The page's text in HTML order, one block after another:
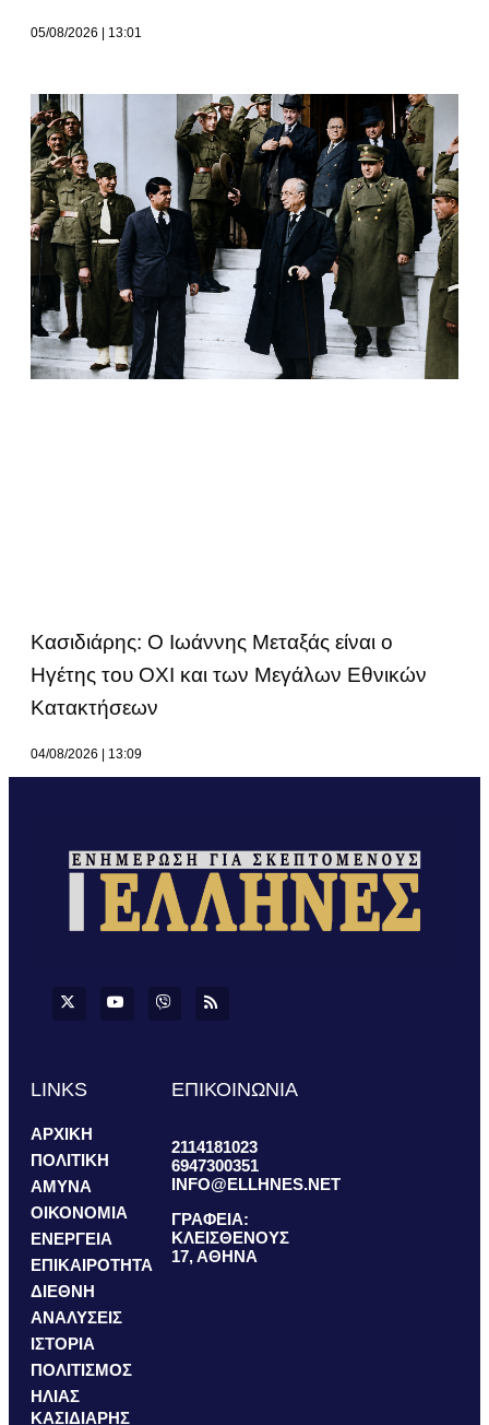
05/08/2026 13:01
Κασιδιάρης: Ο Ιωάννης Μεταξάς είναι ο
Ηγέτης του ΟΧΙ και των Μεγάλων Εθνικών
Κατακτήσεων
04/08/2026 13:09
LINKS
ΑΡΧΙΚΗ
ΠΟΛΙΤΙΚΗ
ΑΜΥΝΑ
ΟΙΚΟΝΟΜΙΑ
ΕΝΕΡΓΕΙΑ
ΕΠΙΚΑΙΡΟΤΗΤΑ
ΔΙΕΘΝΗ
ΑΝΑΛΥΣΕΙΣ
ΙΣΤΟΡΙΑ
ΠΟΛΙΤΙΣΜΟΣ
ΗΛΙΑΣ
ΚΑΣΙΔΙΑΡΗΣ
ΕΠΙΚΟΙΝΩΝΙΑ
2114181023
6947300351
INFO@ELLHNES.NET
ΓΡΑΦΕΙΑ:
ΚΛΕΙΣΘΕΝΟΥΣ
17, ΑΘΗΝΑ